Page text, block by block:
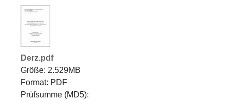
Derz.pdf
Größe: 2.529MB
Format: PDF
Prüfsumme (MD5):